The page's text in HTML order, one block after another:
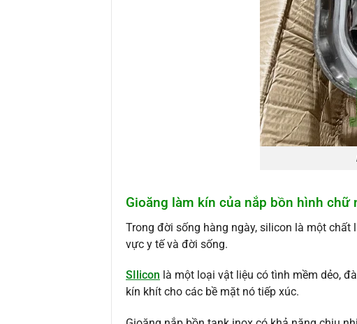
Gioăng làm kín của nắp bồn hình
Trong đời sống hàng ngày, silicon là một
vực y tế và đời sống.
SIlicon là một loại vật liệu có tình mềm dẻo,
kín khít cho các bề mặt nó tiếp xúc.